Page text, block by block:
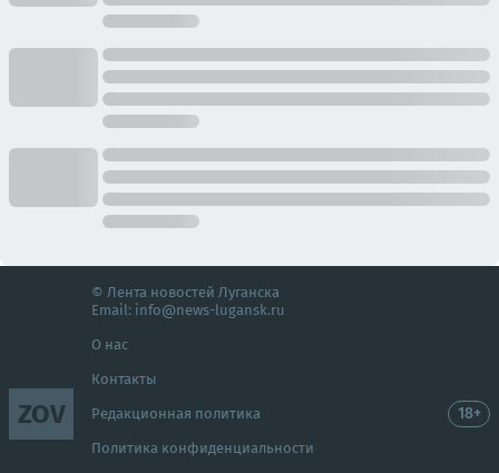
ZOV
© Лента новостей Луганска
Email: info@news-lugansk.ru
О нас
Контакты
Редакционная политика
Политика конфиденциальности
18+